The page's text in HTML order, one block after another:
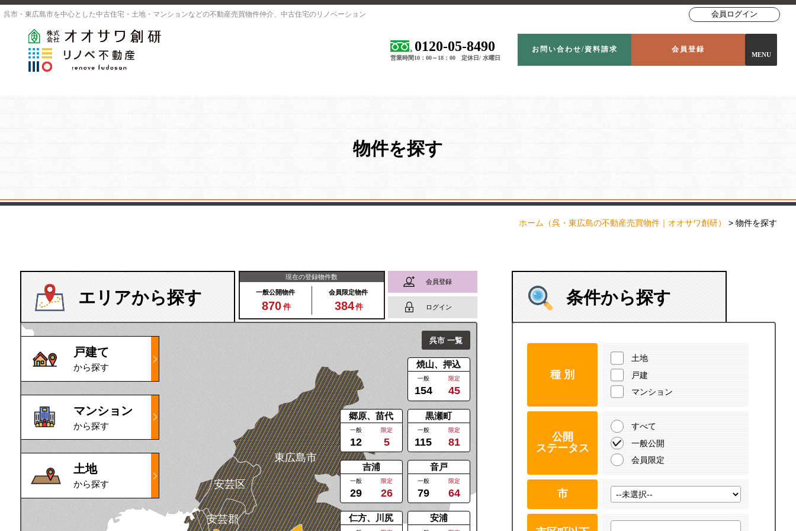
呉市・東広島市を中心とした中古住宅・土地・マンションなどの不動産売買物件仲介、中古住宅のリノベーション 会員ログイン
0120-05-8490
営業時間10：00～18：00 定休日/ 水曜日
お問い合わせ/資料請求 会員登録
MENU
物件を探す
ホーム （呉・東広島の不動産売買物件｜オオサワ創研） > 物件を探す
エリアから探す
現在の登録物件数
一般公開物件
870 件
会員限定物件
384件
会員登録
ログイン
戸建て
から探す
マンション
から探す
土地
から探す 安芸区
安芸郡
東広島市
呉市 一覧
安浦
仁方、川尻
音戸
一般
79
限定
64
吉浦
一般
29
限定
26
黒瀬町
一般
115
限定
81
郷原、苗代
一般
12
限定
5
焼山、押込
一般
154
限定
45
条件から探す
種 別
土地
戸建
マンション
公開
ステータス
すべて
一般公開
会員限定
市